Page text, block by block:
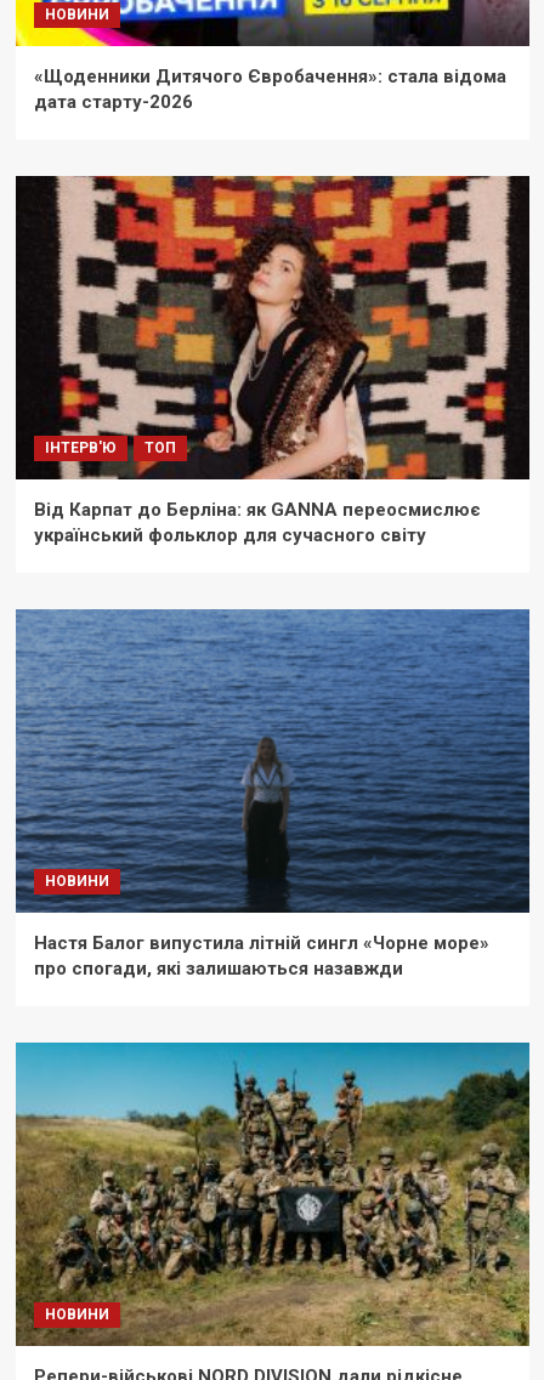
НОВИНИ
«Щоденники Дитячого Євробачення»: стала відома
дата старту-2026
ІНТЕРВ'Ю ТОП
Від Карпат до Берліна: як GANNA переосмислює
український фольклор для сучасного світу
НОВИНИ
Настя Балог випустила літній сингл «Чорне море»
про спогади, які залишаються назавжди
НОВИНИ